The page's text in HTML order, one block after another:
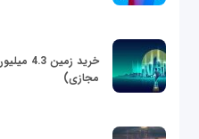
خرید
مجازی)